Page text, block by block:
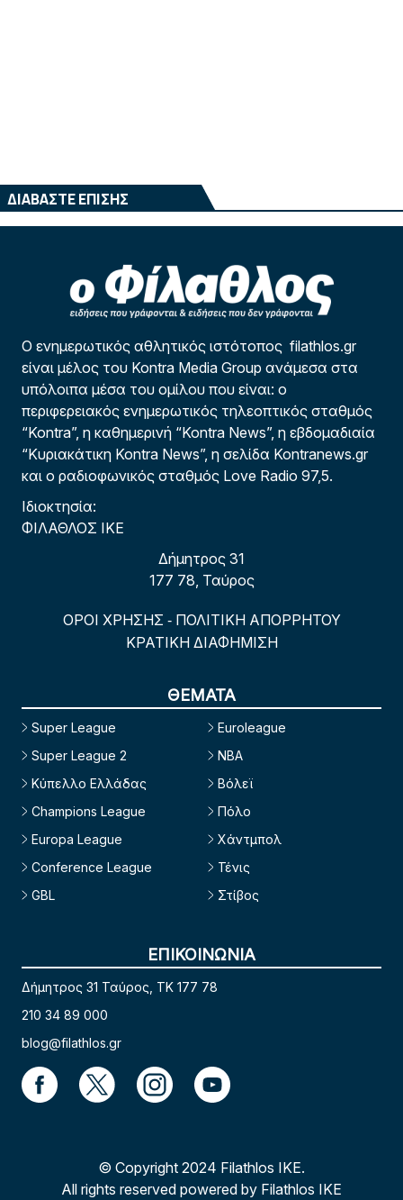
ΔΙΑΒΑΣΤΕ ΕΠΙΣΗΣ
Ο ενημερωτικός αθλητικός ιστότοπος filathlos.gr
είναι μέλος του Kontra Media Group ανάμεσα στα
υπόλοιπα μέσα του ομίλου που είναι: ο
περιφερειακός ενημερωτικός τηλεοπτικός σταθμός
“Kontra”, η καθημερινή “Kontra News”, η εβδομαδιαία
“Κυριακάτικη Kontra News”, η σελίδα Kontranews.gr
και ο ραδιοφωνικός σταθμός Love Radio 97,5.
Ιδιοκτησία:
ΦΙΛΑΘΛΟΣ ΙΚΕ
Δήμητρος 31
177 78, Ταύρος
ΟΡΟΙ ΧΡΗΣΗΣ - ΠΟΛΙΤΙΚΗ ΑΠΟΡΡΗΤΟΥ
ΚΡΑΤΙΚΗ ΔΙΑΦΗΜΙΣΗ
ΘΕΜΑΤΑ
Super League
Super League 2
Κύπελλο Ελλάδας
Champions League
Europa League
Conference League
GBL
Euroleague
NBA
Βόλεϊ
Πόλο
Χάντμπολ
Τένις
Στίβος
ΕΠΙΚΟΙΝΩΝΙΑ
Δήμητρος 31 Ταύρος, TK 177 78
210 34 89 000
blog@filathlos.gr
© Copyright 2024 Filathlos ΙΚΕ.
All rights reserved powered by Filathlos ΙΚΕ